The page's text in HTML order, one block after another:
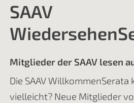
SAAV
Mitglieder der SAAV lesen
Die SAAV WillkommenSerata
vielleicht? Neue Mitglieder